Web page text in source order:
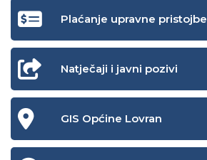
Plaćanje upravne pristojbe
Natječaji i javni pozivi
GIS Općine Lovran